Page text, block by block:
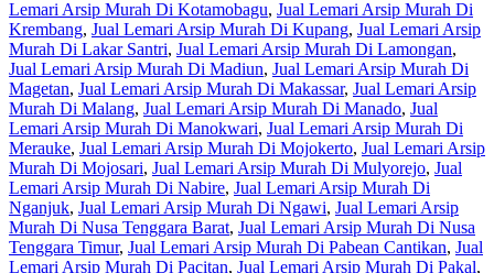
Lemari Arsip Murah Di Kotamobagu, Jual Lemari Arsip Murah Di
Krembang, Jual Lemari Arsip Murah Di Kupang, Jual Lemari Arsip
Murah Di Lakar Santri, Jual Lemari Arsip Murah Di Lamongan,
Jual Lemari Arsip Murah Di Madiun, Jual Lemari Arsip Murah Di
Magetan, Jual Lemari Arsip Murah Di Makassar, Jual Lemari Arsip
Murah Di Malang, Jual Lemari Arsip Murah Di Manado, Jual
Lemari Arsip Murah Di Manokwari, Jual Lemari Arsip Murah Di
Merauke, Jual Lemari Arsip Murah Di Mojokerto, Jual Lemari Arsip
Murah Di Mojosari, Jual Lemari Arsip Murah Di Mulyorejo, Jual
Lemari Arsip Murah Di Nabire, Jual Lemari Arsip Murah Di
Nganjuk, Jual Lemari Arsip Murah Di Ngawi, Jual Lemari Arsip
Murah Di Nusa Tenggara Barat, Jual Lemari Arsip Murah Di Nusa
Tenggara Timur, Jual Lemari Arsip Murah Di Pabean Cantikan, Jual
Lemari Arsip Murah Di Pacitan, Jual Lemari Arsip Murah Di Pakal,